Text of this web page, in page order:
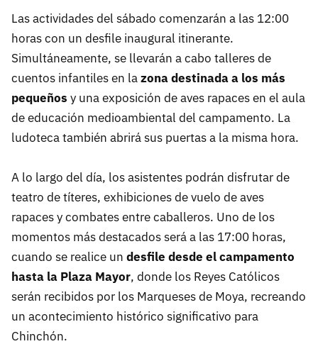
Las actividades del sábado comenzarán a las 12:00
horas con un desfile inaugural itinerante.
Simultáneamente, se llevarán a cabo talleres de
cuentos infantiles en lazona destinada a los más
pequeños y una exposición de aves rapaces en el aula
de educación medioambiental del campamento. La
ludoteca también abrirá sus puertas a la misma hora.
A lo largo del día, los asistentes podrán disfrutar de
teatro de títeres, exhibiciones de vuelo de aves
rapaces y combates entre caballeros. Uno de los
momentos más destacados será a las 17:00 horas,
cuando se realice un desfile desde el campamento
hasta la Plaza Mayor, donde los Reyes Católicos
serán recibidos por los Marqueses de Moya, recreando
un acontecimiento histórico significativo para
Chinchón.